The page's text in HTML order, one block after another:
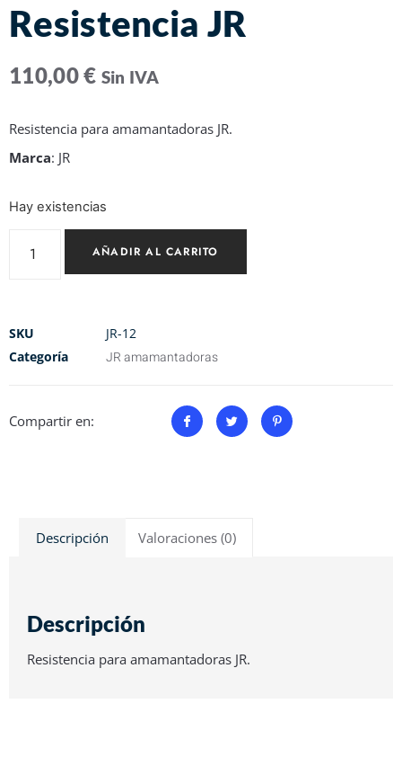
Resistencia JR
110,00€ Sin IVA
Resistencia para amamantadoras JR.
Marca: JR
Hay existencias
AÑADIR AL CARRITO
SKU
JR-12
Categoría
JR amamantadoras
Compartir en:
Descripción Valoraciones (0)
Descripción
Resistencia para amamantadoras JR.